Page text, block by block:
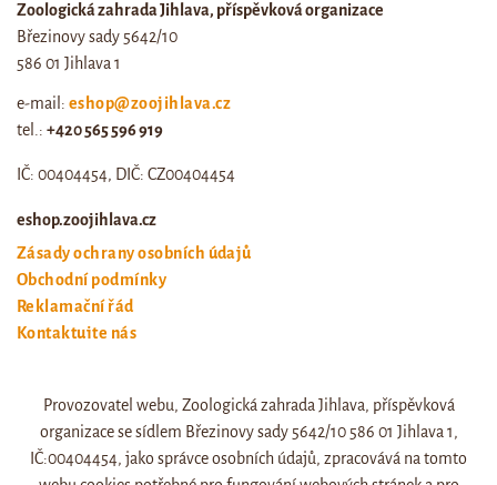
Zoologická zahrada Jihlava, příspěvková organizace
Březinovy sady 5642/10
586 01 Jihlava 1
e-mail: eshop@zoojihlava.cz
tel.: +420 565 596 919
IČ: 00404454, DIČ: CZ00404454
eshop.zoojihlava.cz
Zásady ochrany osobních údajů
Obchodní podmínky
Reklamační řád
Kontaktujte nás
Web zoo jihlava
Otevírací doba a ceník
Provozovatel webu, Zoologická zahrada Jihlava, příspěvková
organizace se sídlem Březinovy sady 5642/10 586 01 Jihlava 1,
IČ:00404454, jako správce osobních údajů, zpracovává na tomto